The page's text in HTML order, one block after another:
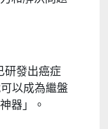
研發出癌症
以成為繼盤
器」。